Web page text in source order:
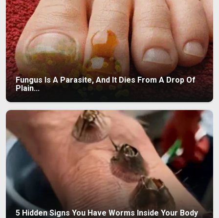
Fungus Is A Parasite, And It Dies From A Drop Of
Plain...
5 Hidden Signs You Have Worms Inside Your Body